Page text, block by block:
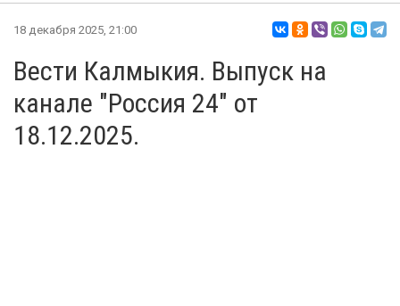
18 декабря 2025, 21:00
Вести Калмыкия. Выпуск на
канале "Россия 24" от
18.12.2025.